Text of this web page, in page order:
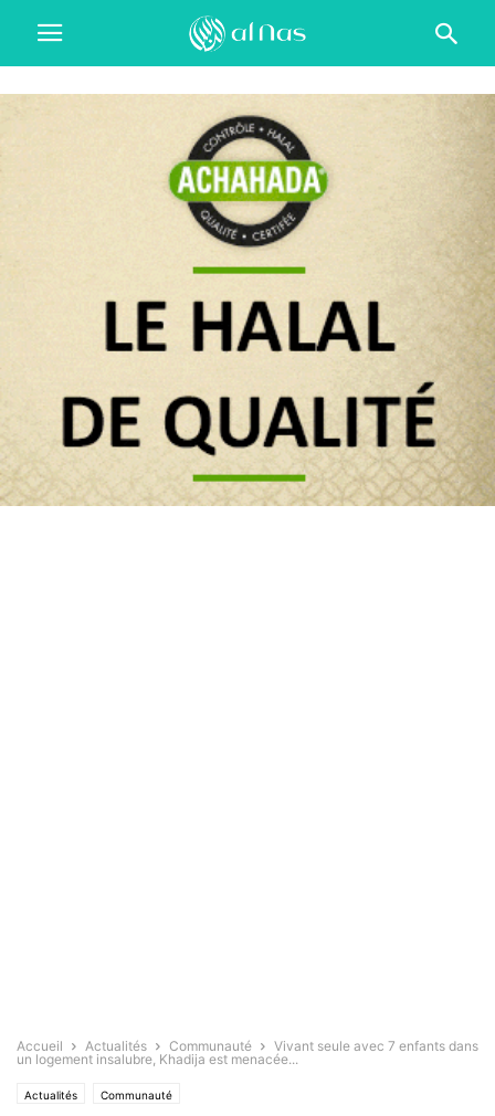
Accueil Actualités Communauté
Vivant seule avec 7 enfants dans
un logement insalubre, Khadija est menacée...
Actualités Communauté